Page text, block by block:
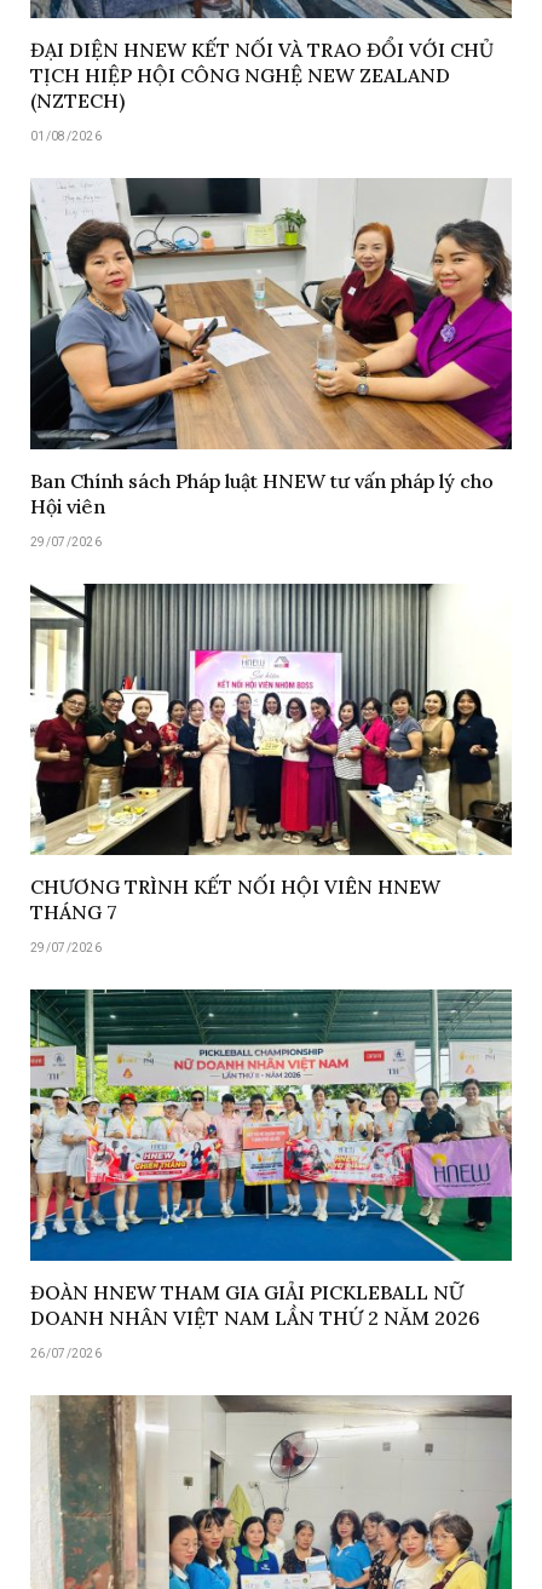
ĐẠI DIỆN HNEW KẾT NỐI VÀ TRAO ĐỔI VỚI CHỦ
TỊCH HIỆP HỘI CÔNG NGHỆ NEW ZEALAND
(NZTECH)
01/08/2026
Ban Chính sách Pháp luật HNEW tư vấn pháp lý cho
Hội viên
29/07/2026
CHƯƠNG TRÌNH KẾT NỐI HỘI VIÊN HNEW
THÁNG 7
29/07/2026
ĐOÀN HNEW THAM GIA GIẢI PICKLEBALL NỮ
DOANH NHÂN VIỆT NAM LẦN THỨ 2 NĂM 2026
26/07/2026